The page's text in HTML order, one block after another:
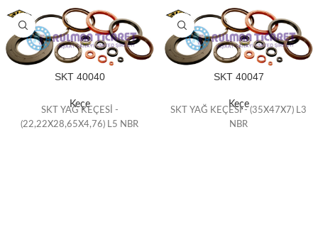
SKT 40040
Keçe
SKT YAĞ KEÇESİ -
(22,22X28,65X4,76) L5 NBR
SKT 40047
Keçe
SKT YAĞ KEÇESİ - (35X47X7) L3
NBR